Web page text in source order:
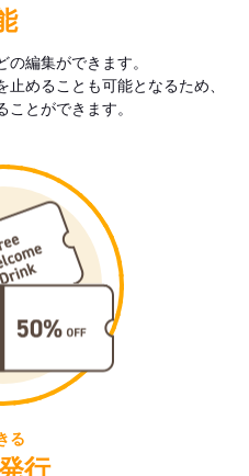
編集ができます。
めることも可能となるため、
とができます。
る
行